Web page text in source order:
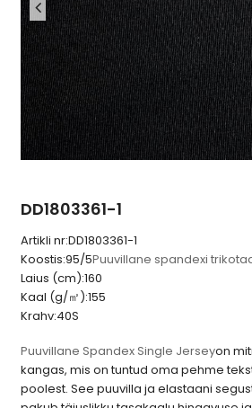
DD1803361-1
Artikli nr:DD1803361-1
Koostis:95/5Puuvillane spandexi
Laius (cm):160
Kaal (g/㎡):155
Krahv:40S
Puuvillane Spandex Single Jerseyon
kangas, mis on tuntud oma pehme
poolest. See puuvilla ja elastaani